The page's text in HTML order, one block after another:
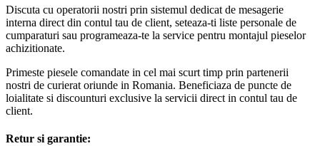
Discuta cu operatorii nostri prin sistemul dedicat de mesagerie
interna direct din contul tau de client, seteaza-ti liste personale de
cumparaturi sau programeaza-te la service pentru montajul pieselor
achizitionate.
Primeste piesele comandate in cel mai scurt timp prin partenerii
nostri de curierat oriunde in Romania. Beneficiaza de puncte de
loialitate si discounturi exclusive la servicii direct in contul tau de
client.
Retur si garantie: